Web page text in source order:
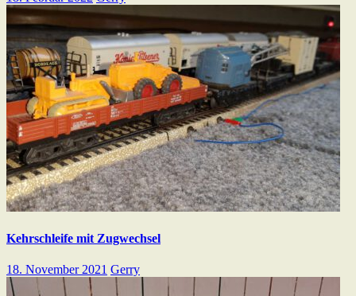
Kehrschleife mit Zugwechsel
18. November 2021 Gerry